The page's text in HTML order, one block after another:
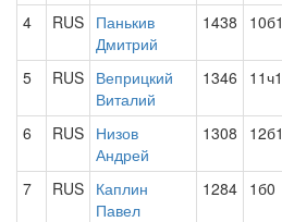
4 RUS Панькив
Дмитрий
1438 10б1
5 RUS Веприцкий
Виталий
1346 11ч1
6 RUS Низов
Андрей
1308 12б1
7 RUS Каплин
Павел
1284 1б0